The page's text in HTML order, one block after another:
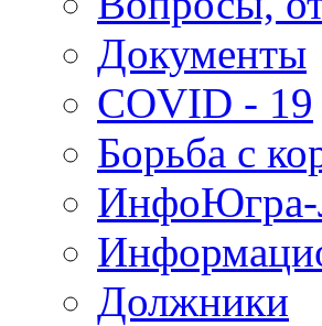
Документы
COVID - 19
Борьба с
ИнфоЮгра-
Должники